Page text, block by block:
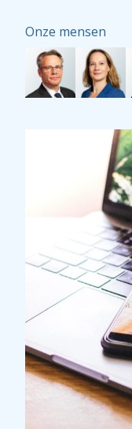
Over Holla
Onze mensen
Onze mensen